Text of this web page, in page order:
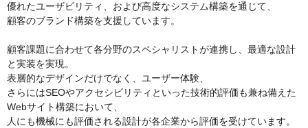
優れたユーザビリティ、および高度なシステム構築を通じて、
顧客のブランド構築を支援しています。
顧客課題に合わせて各分野のスペシャリストが連携し、最適な設計
と実装を実現。
表層的なデザインだけでなく、ユーザー体験、
さらにはSEOやアクセシビリティといった技術的評価も兼ね備えた
Webサイト構築において、
人にも機械にも評価される設計が各企業から評価を受けています。